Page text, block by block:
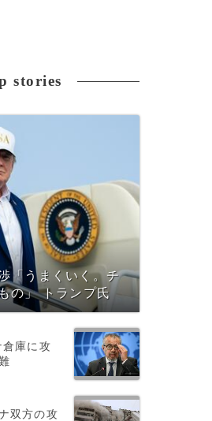
stories
「うまくいく。チ
の」 トランプ氏
倉庫に攻
双方の攻